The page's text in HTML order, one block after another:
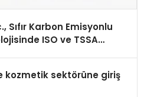
Sıfır Karbon Emisyonlu
ISO ve TSSA
kozmetik sektörüne giriş